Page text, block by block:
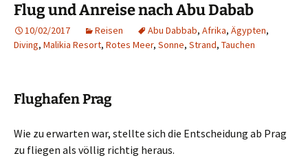
Flug und Anreise nach Abu Dabab
10/02/2017 Reisen Abu Dabbab, Afrika, Ägypten,
Diving, Malikia Resort, Rotes Meer, Sonne, Strand, Tauchen
Flughafen Prag
Wie zu erwarten war, stellte sich die Entscheidung ab Prag
zu fliegen als völlig richtig heraus.